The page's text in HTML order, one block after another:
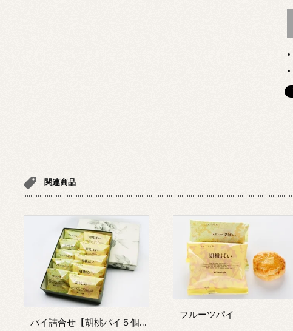
関連商品
パイ詰合せ【胡桃パイ５個・フルーツパイ５個】
フルーツパイ